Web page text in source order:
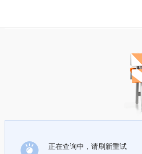
正在查询中，请刷新重试